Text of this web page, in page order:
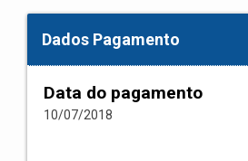
Dados Pagamento
Data do pagamento
10/07/2018